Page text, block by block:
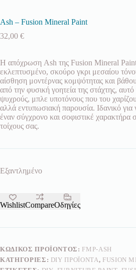
Ash – Fusion Mineral Paint
32,00 €
Η απόχρωση Ash της Fusion Mineral Paint
εκλεπτυσμένο, σκούρο γκρι μεσαίου
αίσθηση μοντέρνας κομψότητας και
από την φυσική γοητεία της στάχτης,
ψυχρούς, μπλε υποτόνους που του
αλλά εντυπωσιακή παρουσία. Ιδανικό
έναν σύγχρονο και σοφιστικέ χαρακτήρα
τοίχους σας.
Εξαντλημένο
WishlistCompareΟδηγίες
ΚΩΔΙΚΌΣ ΠΡΟΪΌΝΤΟΣ: FMP-ASH
ΚΑΤΗΓΟΡΊΕΣ: DIY ΠΡΟΪΌΝΤΑ, FUSION